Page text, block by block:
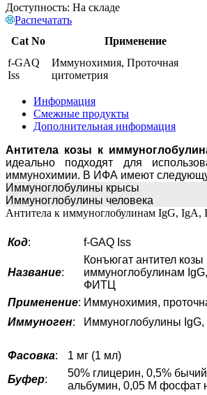
Доступность: На складе
Распечатать
Cat No
Применение
f-GAQ
Iss
Иммунохимия, Проточная
цитометрия
Информация
Смежные продукты
Дополнительная информация
Антитела козы к
идеально подходят для
иммунохимии. В ИФА имеют
Иммуноглобулины крысы
Иммуноглобулины человека
Антитела к иммуноглобулинам IgG, IgA,
Код: f-GAQ Iss
Название:
Конъюгат антител козы
иммуноглобулинам
ФИТЦ
Применение: Иммунохимия,
Иммуноген: Иммуноглобулины
Фасовка:
1 мг (1 мл)
Буфер:
50% глицерин, 0,5%
альбумин, 0,05 М фосфат